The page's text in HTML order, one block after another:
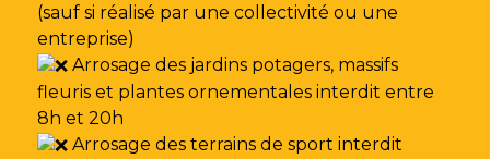
(sauf si réalisé par une collectivité ou une
entreprise)
Arrosage des jardins potagers, massifs
fleuris et plantes ornementales interdit entre
8h et 20h
Arrosage des terrains de sport interdit